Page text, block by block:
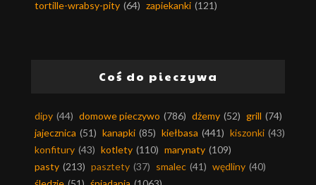
tortille-wrabsy-pity (64) zapiekanki (121)
Coś do pieczywa
dipy (44) domowe pieczywo (786) dżemy (52) grill (74)
jajecznica (51) kanapki (85) kiełbasa (441) kiszonki (43)
konfitury (43) kotlety (110) marynaty (109)
pasty (213) pasztety (37) smalec (41) wędliny (40)